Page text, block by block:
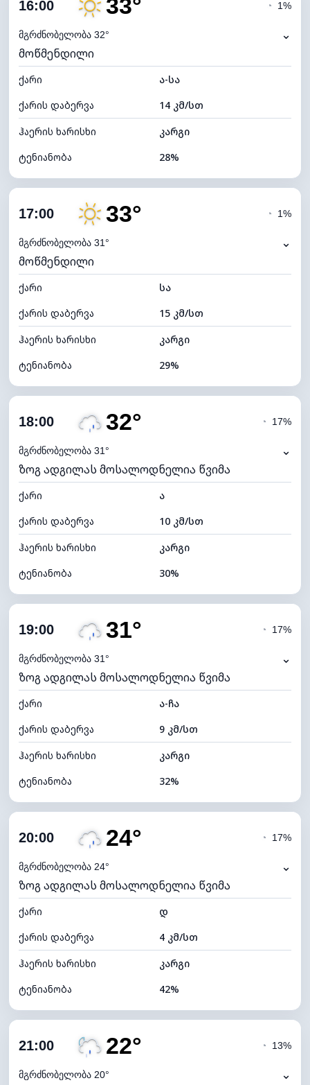
ნამის წერტილი
ხილვადობა
განათების ინდექსი 4 (მკრთალი)
ღრუბლის სიმაღლე 5440 მ
16:00 33°
მგრძნობელობა 32°
◔ 1%
⌄
მოწმენდილი
ქარი
ა-სა
ქარის დაბერვა
14 კმ/სთ
ჰაერის ხარისხი
კარგი
ტენიანობა
28%
ღრუბლიანობა
ნამის წერტილი
ხილვადობა
განათების ინდექსი 7 (ნათელი)
ღრუბლის სიმაღლე 11520 მ
17:00 33°
მგრძნობელობა 31°
◔ 1%
⌄
მოწმენდილი
ქარი
სა
ქარის დაბერვა
15 კმ/სთ
ჰაერის ხარისხი
კარგი
ტენიანობა
29%
ღრუბლიანობა
ნამის წერტილი
ხილვადობა
10 კმ
განათების ინდექსი 7 (ნათელი)
ღრუბლის სიმაღლე 10400 მ
18:00 32°
მგრძნობელობა 31°
◔ 17%
⌄
ზოგ ადგილას მოსალოდნელია წვიმა
ქარი
ა
ქარის დაბერვა
10 კმ/სთ
ჰაერის ხარისხი
კარგი
ტენიანობა
30%
ღრუბლიანობა
ნამის წერტილი
ხილვადობა
10 კმ
განათების ინდექსი 4 (მკრთალი)
ღრუბლის სიმაღლე 6160 მ
19:00 31°
მგრძნობელობა 31°
◔ 17%
⌄
ზოგ ადგილას მოსალოდნელია წვიმა
ქარი
ა-ჩა
ქარის დაბერვა
9 კმ/სთ
ჰაერის ხარისხი
კარგი
ტენიანობა
32%
ღრუბლიანობა
ნამის წერტილი
ხილვადობა
10 კმ
განათების ინდექსი 4 (მკრთალი)
ღრუბლის სიმაღლე 6240 მ
20:00 24°
მგრძნობელობა 24°
◔ 17%
⌄
ზოგ ადგილას მოსალოდნელია წვიმა
ქარი
დ
ქარის დაბერვა
4 კმ/სთ
ჰაერის ხარისხი
კარგი
ტენიანობა
42%
ღრუბლიანობა
ნამის წერტილი
21:00 22°
მგრძნობელობა 20°
◔ 13%
⌄